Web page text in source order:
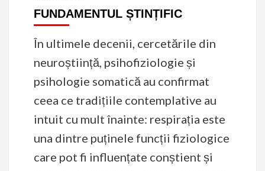
FUNDAMENTUL ȘTINȚIFIC
În ultimele decenii, cercetările din
neuroștiință, psihofiziologie și
psihologie somatică au confirmat
ceea ce tradițiile contemplative au
intuit cu mult înainte: respirația este
una dintre puținele funcții fiziologice
care pot fi influențate conștient și